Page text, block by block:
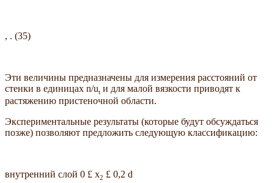
, . (35)
Эти величины предназначены для измерения расстояний от
стенки в единицах n/ut и для малой вязкости приводят к
растяжению пристеночной области.
Экспериментальные результаты (которые будут обсуждаться
позже) позволяют предложить следующую классификацию:
внутренний слой 0 £ x2 £ 0,2 d